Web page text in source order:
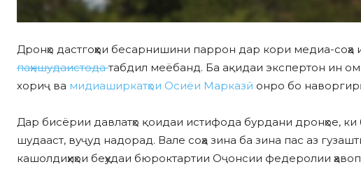
Дронҳо дастгоҳҳои бесарнишини паррон дар кори медиа-
паҳншудаистодатабдил меёбанд. Ба ақидаи экспертон ин
хориҷ ва мидиаширкатҳои Осиёи Марказӣ онро бо
Дар бисёрии давлатҳо қоидаи истифода бурдани дронҳое,
шудааст, вуҷуд надорад. Вале соҳа зина ба зина пас аз
кашолдиҳиҳои беҳудаи бюроктартии Оҷонсии федеролии